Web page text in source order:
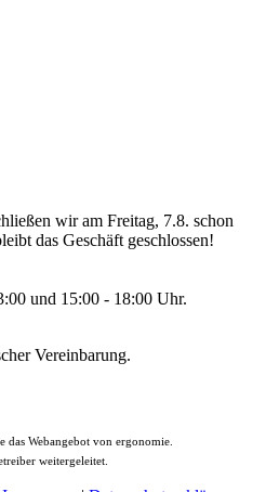
wir am Freitag, 7.8. schon
das Geschäft geschlossen!
und 15:00 - 18:00 Uhr.
Vereinbarung.
das Webangebot von ergonomie.
weitergeleitet.